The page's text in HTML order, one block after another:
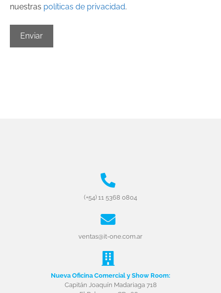
nuestras políticas de privacidad.
(+54) 11 5368 0804
ventas@it-one.com.ar
Nueva Oficina Comercial y Show Room:
Capitán Joaquín Madariaga 718